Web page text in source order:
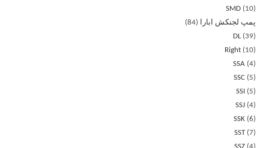
SMD
10
پمپ لجنکش ابارا
84
DL 39
Right
10
SSA 4
SSC
5
SSI
5
SSJ 4
SSK 6
SST 7